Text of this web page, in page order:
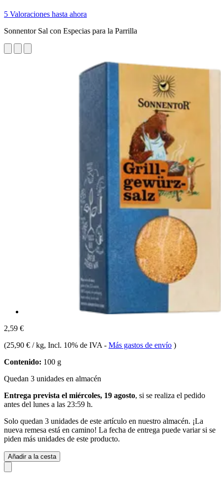
5 Valoraciones hasta ahora
Sonnentor Sal con Especias para la Parrilla
2,59 €
(25,90 € / kg, Incl. 10% de IVA - Más gastos de envío )
Contenido: 100 g
Quedan 3 unidades en almacén
Entrega prevista el miércoles, 19 agosto, si se realiza el pedido
antes del lunes a las 23:59 h.
Solo quedan 3 unidades de este artículo en nuestro almacén. ¡La
nueva remesa está en camino! La fecha de entrega puede variar si se
piden más unidades de este producto.
Añadir a la cesta